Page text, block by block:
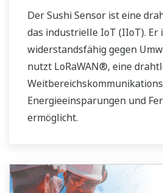
Der Sushi Sensor ist eine
das industrielle IoT (IIoT). Er
widerstandsfähig gegen
nutzt LoRaWAN®, eine
Energieeinsparungen und
ermöglicht.